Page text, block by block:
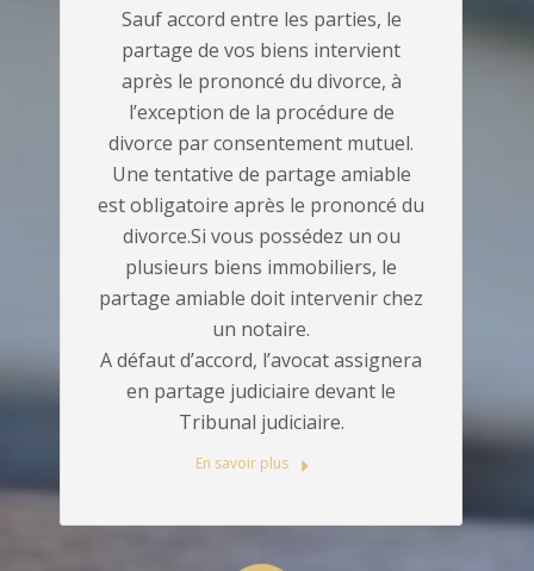
Sauf accord entre les parties, le
partage de vos biens intervient
après le prononcé du divorce, à
l’exception de la procédure de
divorce par consentement mutuel.
Une tentative de partage amiable
est obligatoire après le prononcé du
divorce.Si vous possédez un ou
plusieurs biens immobiliers, le
partage amiable doit intervenir chez
un notaire.
A défaut d’accord, l’avocat assignera
en partage judiciaire devant le
Tribunal judiciaire.
En savoir plus